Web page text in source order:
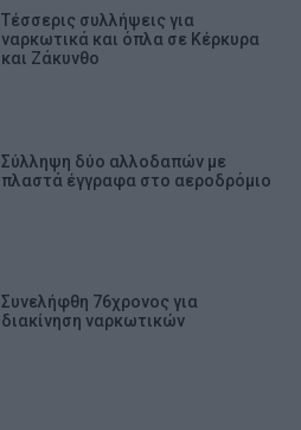
Tέσσερις συλλήψεις για
ναρκωτικά και όπλα σε Κέρκυρα
και Ζάκυνθο
Σύλληψη δύο αλλοδαπών με
πλαστά έγγραφα στο αεροδρόμιο
Συνελήφθη 76χρονος για
διακίνηση ναρκωτικών